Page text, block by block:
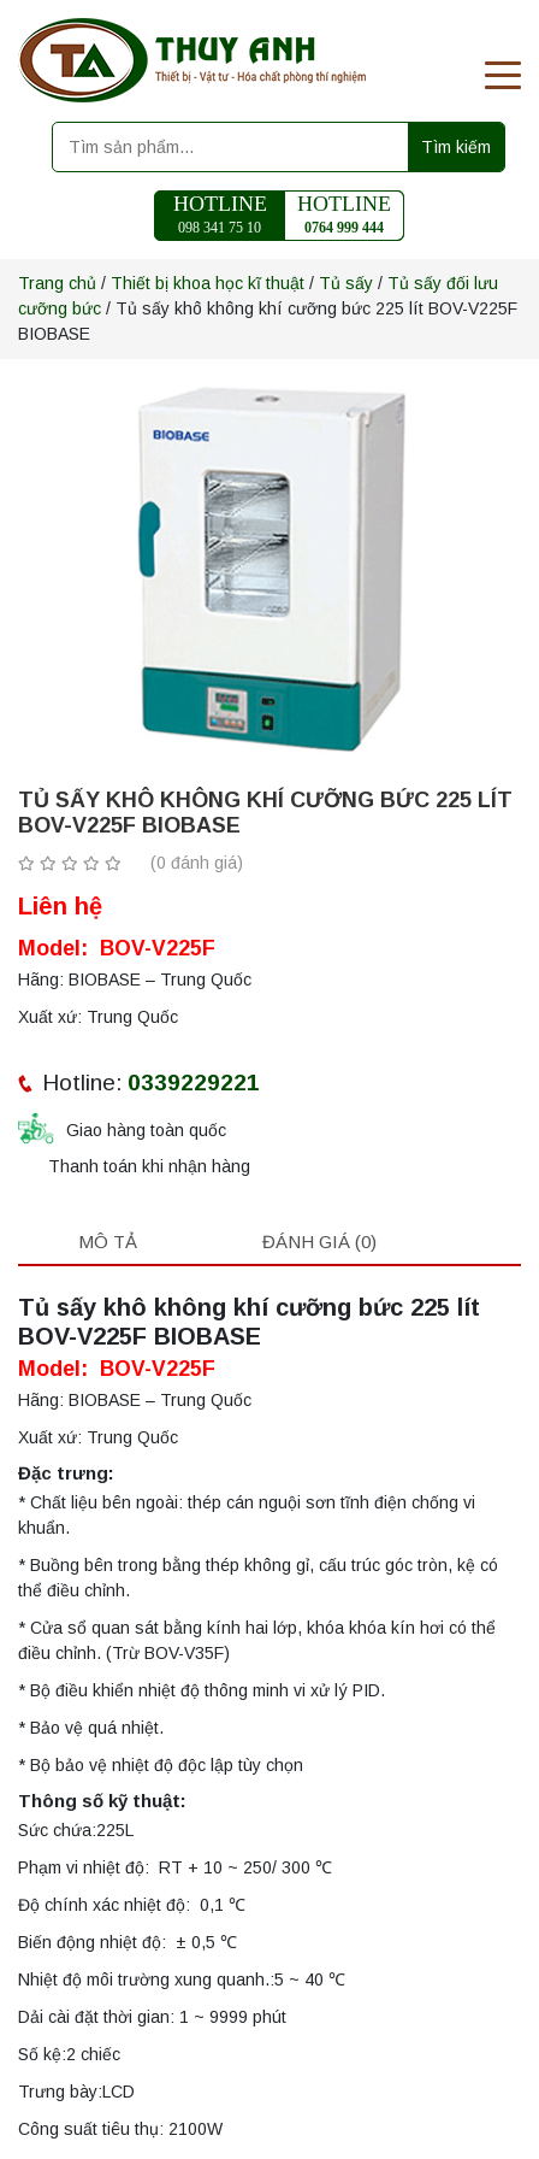
Tìm kiếm
HOTLINE
098 341 75 10
HOTLINE
0764 999 444
Trang chủ / Thiết bị khoa học kĩ thuật / Tủ sấy / Tủ sấy đối lưu
cưỡng bức / Tủ sấy khô không khí cưỡng bức 225 lít BOV-V225F
BIOBASE
TỦ SẤY KHÔ KHÔNG KHÍ CƯỠNG BỨC 225 LÍT
BOV-V225F BIOBASE
(0 đánh giá)
Liên hệ
Model: BOV-V225F
Hãng: BIOBASE – Trung Quốc
Xuất xứ: Trung Quốc
Hotline: 0339229221
Giao hàng toàn quốc
Thanh toán khi nhận hàng
MÔ TẢ ĐÁNH GIÁ (0)
Tủ sấy khô không khí cưỡng bức 225 lít
BOV-V225F BIOBASE
Model: BOV-V225F
Hãng: BIOBASE – Trung Quốc
Xuất xứ: Trung Quốc
Đặc trưng:
* Chất liệu bên ngoài: thép cán nguội sơn tĩnh điện chống vi
khuẩn.
* Buồng bên trong bằng thép không gỉ, cấu trúc góc tròn, kệ có
thể điều chỉnh.
* Cửa sổ quan sát bằng kính hai lớp, khóa khóa kín hơi có thể
điều chỉnh. (Trừ BOV-V35F)
* Bộ điều khiển nhiệt độ thông minh vi xử lý PID.
* Bảo vệ quá nhiệt.
* Bộ bảo vệ nhiệt độ độc lập tùy chọn
Thông số kỹ thuật:
Sức chứa:225L
Phạm vi nhiệt độ: RT + 10 ~ 250/ 300 ℃
Độ chính xác nhiệt độ: 0,1 ℃
Biến động nhiệt độ: ± 0,5 ℃
Nhiệt độ môi trường xung quanh.:5 ~ 40 ℃
Dải cài đặt thời gian: 1 ~ 9999 phút
Số kệ:2 chiếc
Trưng bày:LCD
Công suất tiêu thụ: 2100W